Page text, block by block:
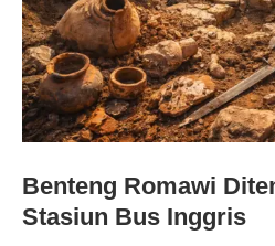
Benteng Romawi
Stasiun Bus Inggris